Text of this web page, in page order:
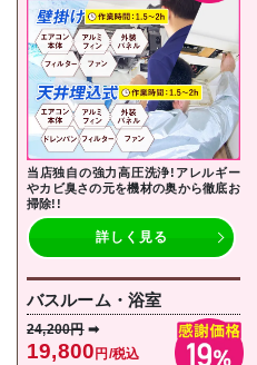
当店独自の強力高圧洗浄!アレルギー
やカビ臭さの元を機材の奥から徹底お
掃除!!
詳しく見る
バスルーム・浴室
24,200円 ➡
19,800 円/税込